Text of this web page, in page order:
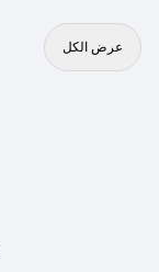
عرض الكل